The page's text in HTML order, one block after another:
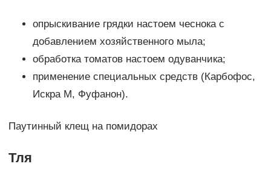
опрыскивание грядки настоем чеснока с
добавлением хозяйственного мыла;
обработка томатов настоем одуванчика;
применение специальных средств (Карбофос,
Искра М, Фуфанон).
Паутинный клещ на помидорах
Тля